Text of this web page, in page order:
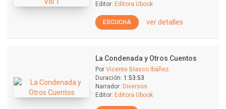
Editor: Editora Ubook
ESCUCHA ver detalles
La Condenada y Otros Cuentos
Por Vicente Blasco Ibáñez
Duración: 1:53:53
Narrador: Diversos
Editor: Editora Ubook